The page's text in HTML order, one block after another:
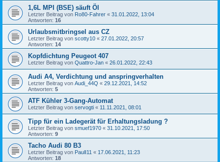
1,6L MPI (BSE) säuft Öl
Letzter Beitrag von Ro80-Fahrer « 31.01.2022, 13:04
Antworten: 16
Urlaubsmitbringsel aus CZ
Letzter Beitrag von scotty10 « 27.01.2022, 20:57
Antworten: 14
Kopfdichtung Peugeot 407
Letzter Beitrag von Quattro-Jan « 26.01.2022, 22:43
Audi A4, Verdichtung und anspringverhalten
Letzter Beitrag von Audi_44Q « 29.12.2021, 14:52
Antworten: 5
ATF Kühler 3-Gang-Automat
Letzter Beitrag von servogti « 11.11.2021, 08:01
Tipp für ein Ladegerät für Erhaltungsladung ?
Letzter Beitrag von smuef1970 « 31.10.2021, 17:50
Antworten: 9
Tacho Audi 80 B3
Letzter Beitrag von PaulI11 « 17.06.2021, 11:23
Antworten: 18